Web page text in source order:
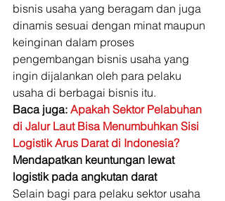
bisnis usaha yang beragam dan juga
dinamis sesuai dengan minat maupun
keinginan dalam proses
pengembangan bisnis usaha yang
ingin dijalankan oleh para pelaku
usaha di berbagai bisnis itu.
Baca juga: Apakah Sektor Pelabuhan
di Jalur Laut Bisa Menumbuhkan Sisi
Logistik Arus Darat di Indonesia?
Mendapatkan keuntungan lewat
logistik pada angkutan darat
Selain bagi para pelaku sektor usaha